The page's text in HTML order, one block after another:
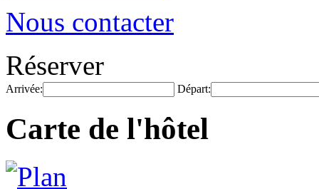
Nous contacter
Réserver
Arrivée: Départ:
Carte de l'hôtel